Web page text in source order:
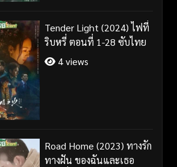
Tender Light (2024) ไฟที่
ริบหรี่ ตอนที่ 1-28 ซับไทย
4 views
Road Home (2023) ทางรัก
ทางฝัน ของฉันและเธอ